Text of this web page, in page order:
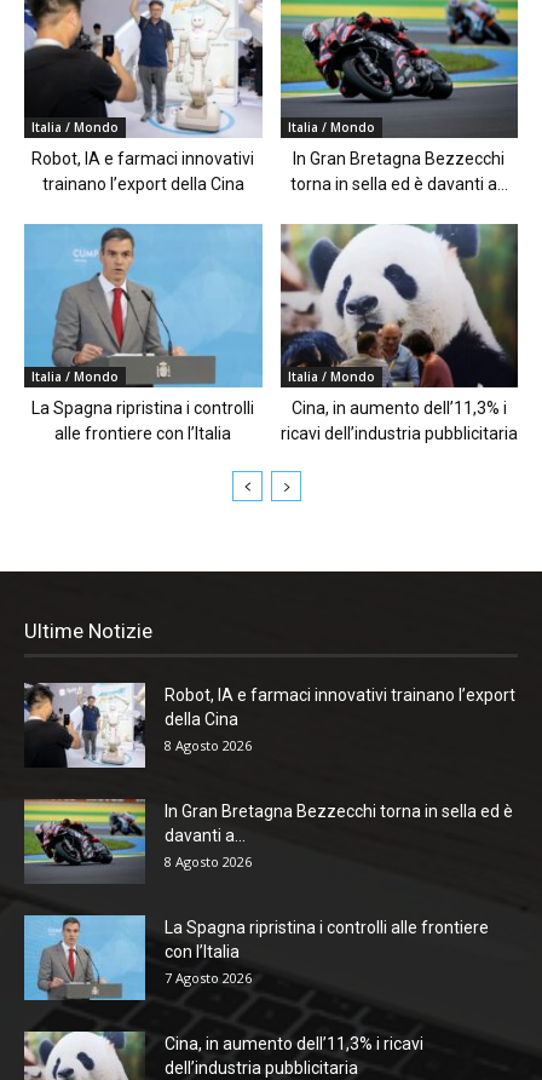
Italia / Mondo
Robot, IA e farmaci innovativi
trainano l’export della Cina
Italia / Mondo
In Gran Bretagna Bezzecchi
torna in sella ed è davanti a...
Italia / Mondo
La Spagna ripristina i controlli
alle frontiere con l’Italia
Italia / Mondo
Cina, in aumento dell’11,3% i
ricavi dell’industria pubblicitaria
Ultime Notizie
Robot, IA e farmaci innovativi trainano l’export
della Cina
8 Agosto 2026
In Gran Bretagna Bezzecchi torna in sella ed è
davanti a...
8 Agosto 2026
La Spagna ripristina i controlli alle frontiere
con l’Italia
7 Agosto 2026
Cina, in aumento dell’11,3% i ricavi
dell’industria pubblicitaria